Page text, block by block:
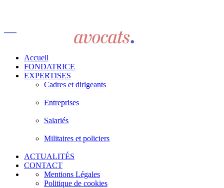
Accueil
FONDATRICE
EXPERTISES
Cadres et dirigeants
Entreprises
Salariés
Militaires et policiers
ACTUALITÉS
CONTACT
Mentions Légales
Politique de cookies